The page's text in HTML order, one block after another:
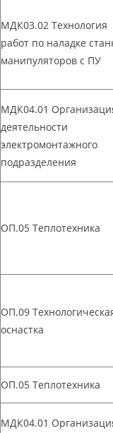
МДК03.02 Технология
работ по наладке
манипуляторов с ПУ
МДК04.01
деятельности
электромонтажного
подразделения
ОП.05 Теплотехника
ОП.09
оснастка
ОП.05 Теплотехника
МДК04.01